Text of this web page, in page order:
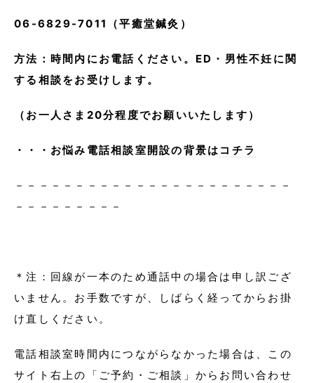
06-6829-7011（平癒堂鍼灸）
方法：時間内にお電話ください。ED・男性不妊に関
する相談をお受けします。
（お一人さま20分程度でお願いいたします）
・・・お悩み電話相談室開設の背景は コチラ
－－－－－－－－－－－－－－－－－－－－－－－
－－－－－－－－－
＊注：回線が一本のため通話中の場合は申し訳ござ
いません。お手数ですが、しばらく経ってからお掛
け直しください。
電話相談室時間内につながらなかった場合は、この
サイト右上の「ご予約・ご相談」からお問い合わせ